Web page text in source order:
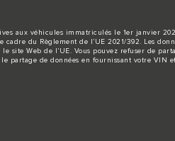
aux véhicules immatriculés le 1er janvier
du Règlement de l’UE 2021/392. Les
le site Web de l’UE . Vous pouvez refuser de
partage de données en fournissant votre VIN